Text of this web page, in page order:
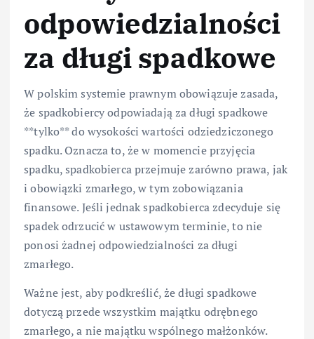
odpowiedzialności
za długi spadkowe
W polskim systemie prawnym obowiązuje zasada,
że spadkobiercy odpowiadają za długi spadkowe
**tylko** do wysokości wartości odziedziczonego
spadku. Oznacza to, że w momencie przyjęcia
spadku, spadkobierca przejmuje zarówno prawa, jak
i obowiązki zmarłego, w tym zobowiązania
finansowe. Jeśli jednak spadkobierca zdecyduje się
spadek odrzucić w ustawowym terminie, to nie
ponosi żadnej odpowiedzialności za długi
zmarłego.
Ważne jest, aby podkreślić, że długi spadkowe
dotyczą przede wszystkim majątku odrębnego
zmarłego, a nie majątku wspólnego małżonków.